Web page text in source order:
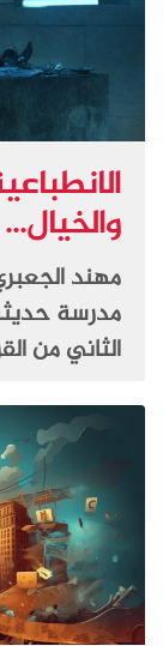
والخيال...
مهند
مدرسة
الثاني من